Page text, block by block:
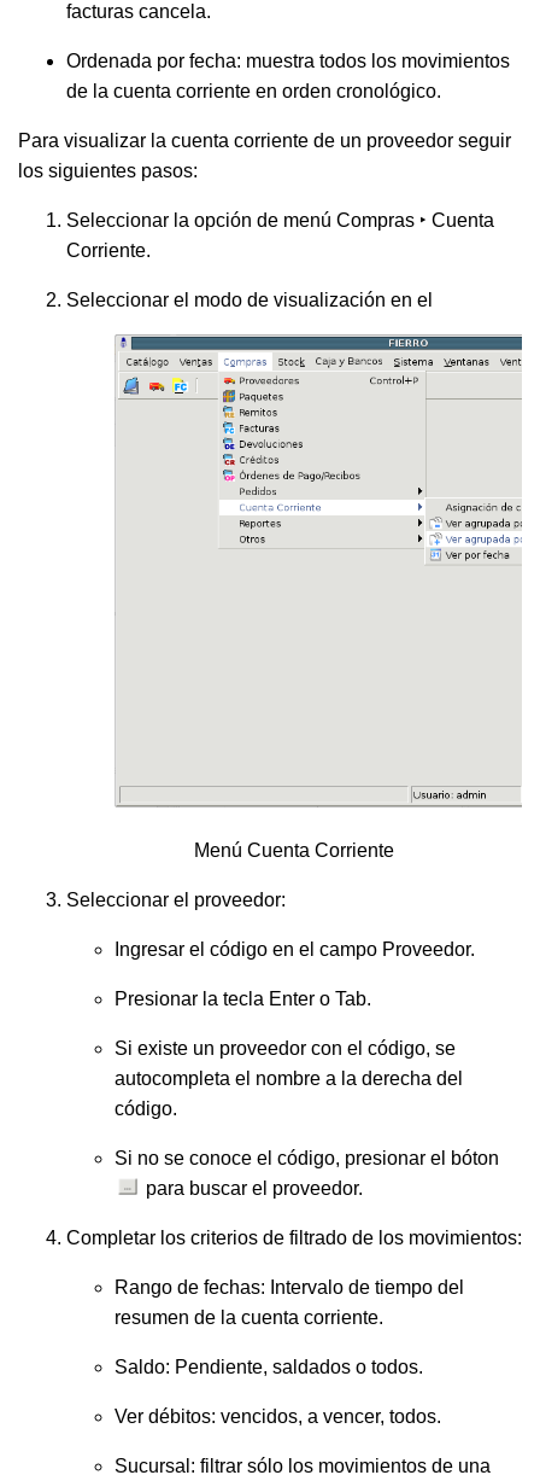
facturas cancela.
Ordenada por fecha: muestra todos los movimientos
de la cuenta corriente en orden cronológico.
Para visualizar la cuenta corriente de un proveedor seguir
los siguientes pasos:
Seleccionar la opción de menú Compras ‣ Cuenta
Corriente.
Seleccionar el modo de visualización en el
Menú Cuenta Corriente
Seleccionar el proveedor:
Ingresar el código en el campo Proveedor.
Presionar la tecla Enter o Tab.
Si existe un proveedor con el código, se
autocompleta el nombre a la derecha del
código.
Si no se conoce el código, presionar el bóton
para buscar el proveedor.
Completar los criterios de filtrado de los movimientos:
Rango de fechas: Intervalo de tiempo del
resumen de la cuenta corriente.
Saldo: Pendiente, saldados o todos.
Ver débitos: vencidos, a vencer, todos.
Sucursal: filtrar sólo los movimientos de una